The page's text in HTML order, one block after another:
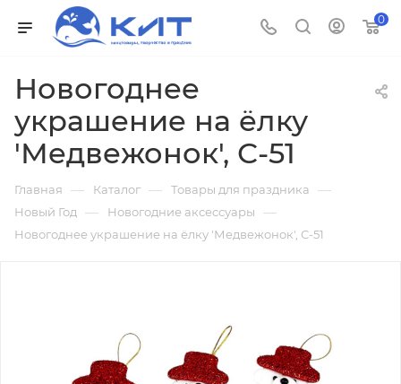
0
Новогоднее
украшение на ёлку
'Медвежонок', С-51
Главная — Каталог — Товары для праздника —
Новый Год — Новогодние аксессуары —
Новогоднее украшение на ёлку 'Медвежонок', С-51